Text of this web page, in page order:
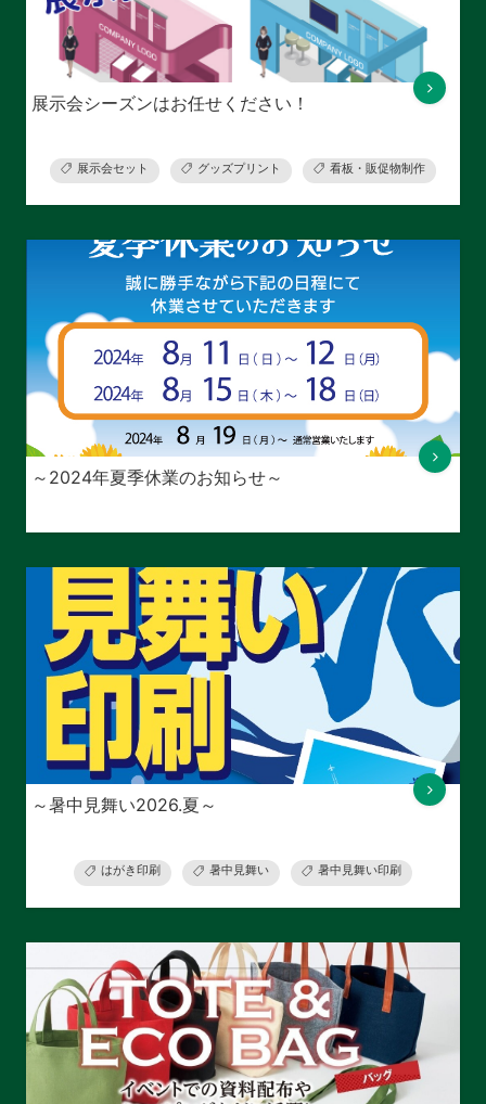
展示会シーズンはお任せください！
展示会セット グッズプリント 看板・販促物制作
～2024年夏季休業のお知らせ～
～暑中見舞い2026.夏～
はがき印刷 暑中見舞い 暑中見舞い印刷